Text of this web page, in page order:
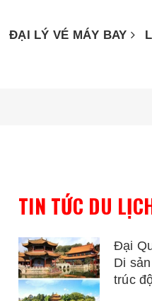
ĐẠI LÝ VÉ MÁY BAY
TIN TỨC DU
Đại
Di
trúc